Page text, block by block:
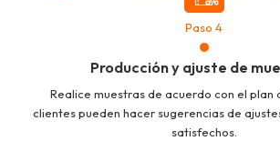
Paso 4
Producción y ajuste de
Realice muestras de acuerdo con el plan
clientes pueden hacer sugerencias de
satisfechos.